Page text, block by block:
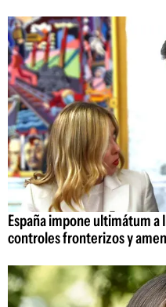
España impone ultimátum a
controles fronterizos y